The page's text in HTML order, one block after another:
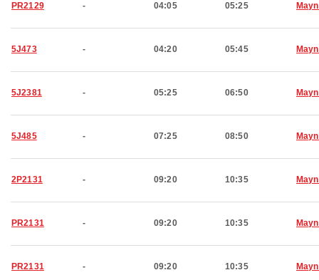
PR2129 - 04:05 05:25
5J473 - 04:20 05:45
5J2381 - 05:25 06:50
5J485 - 07:25 08:50
2P2131 - 09:20 10:35
PR2131 - 09:20 10:35
PR2131 - 09:20 10:35